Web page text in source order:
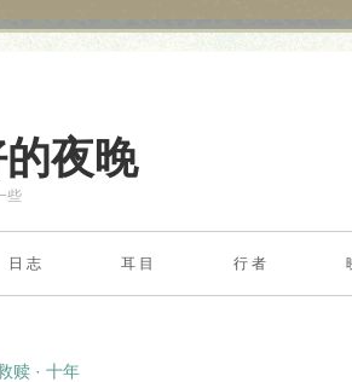
夜晚
些
日 志 耳 目 行 者
赎 · 十年